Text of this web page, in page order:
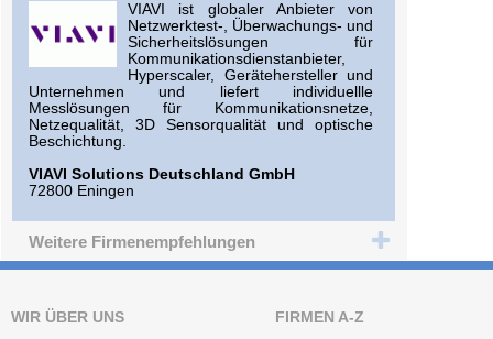
VIAVI ist globaler Anbieter von
Netzwerktest-, Überwachungs- und
Sicherheitslösungen für
Kommunikationsdienstanbieter,
Hyperscaler, Gerätehersteller und
Unternehmen und liefert individuellle
Messlösungen für Kommunikationsnetze,
Netzequalität, 3D Sensorqualität und optische
Beschichtung.
VIAVI Solutions Deutschland GmbH
72800 Eningen
Weitere Firmenempfehlungen
WIR ÜBER UNS FIRMEN A-Z